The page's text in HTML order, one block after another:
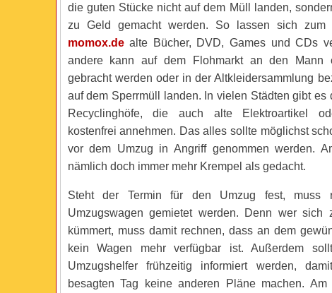
die guten Stücke nicht auf dem Müll landen,
zu Geld gemacht werden. So lassen sich zum
momox.dealte Bücher, DVD, Games und CDs
andere kann auf dem Flohmarkt an den Mann
gebracht werden oder in der Altkleidersammlung
auf dem Sperrmüll landen. In vielen Städten gibt es
Recyclinghöfe, die auch alte Elektroartikel
kostenfrei annehmen. Das alles sollte möglichst
vor dem Umzug in Angriff genommen werden.
nämlich doch immer mehr Krempel als gedacht.
Steht der Termin für den Umzug fest, muss
Umzugswagen gemietet werden. Denn wer sich
kümmert, muss damit rechnen, dass an dem
kein Wagen mehr verfügbar ist. Außerdem
Umzugshelfer frühzeitig informiert werden,
besagten Tag keine anderen Pläne machen. Am